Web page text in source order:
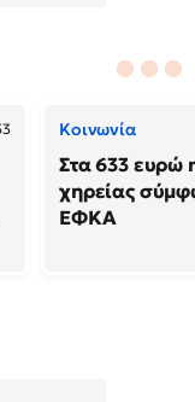
Κοινωνία
Στα 633 ευρώ
χηρείας
ΕΦΚΑ